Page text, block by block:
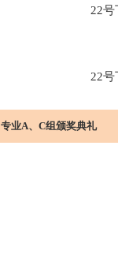
22号
22号
专业A、C组颁奖典礼